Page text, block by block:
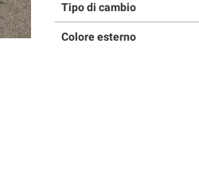
Tipo di cambio
Colore esterno